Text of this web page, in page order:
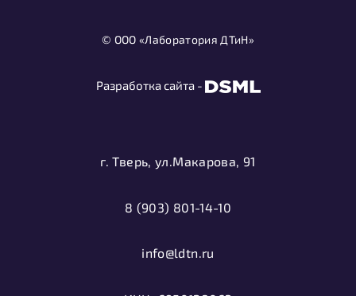
© ООО «Лаборатория ДТиН»
Разработка сайта -
г. Тверь, ул.Макарова, 91
8 (903) 801-14-10
info@ldtn.ru